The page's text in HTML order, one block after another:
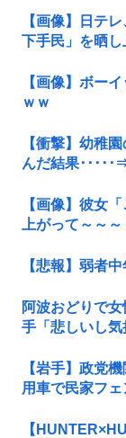
【画像】日テ
下手民」を晒し
【画像】ボー
ｗｗ
【衝撃】幼稚
んだ結果･････
【画像】彼女
上がって～～
【悲報】弱者
阿波おどりで
手「悲しいし
【岩手】政党
用車で民家フ
【